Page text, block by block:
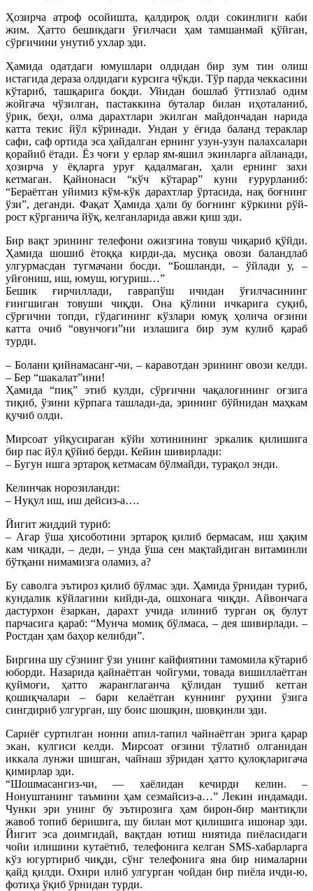
Ҳозирча атроф осойишта, қалдироқ олди сокинлиги каби
жим. Ҳатто бешикдаги ўғилчаси ҳам тамшанмай қўйган,
сўрғичини унутиб ухлар эди.
Ҳамида одатдаги юмушлари олдидан бир зум тин олиш
истагида дераза олдидаги курсига чўкди. Тўр парда чеккасини
кўтариб, ташқарига боқди. Уйидан бошлаб ўттизлаб одим
жойгача чўзилган, пастаккина буталар билан иҳоталаниб,
ўрик, беҳи, олма дарахтлари экилган майдончадан нарида
катта текис йўл кўринади. Ундан у ёғида баланд тераклар
сафи, саф ортида эса ҳайдалган ернинг узун-узун палахсалари
қорайиб ётади. Ёз чоғи у ерлар ям-яшил экинларга айланади,
ҳозирча у ёқларга уруғ қадалмаган, ҳали ернинг захи
кетмаган. Қайнонаси “кўч кўтарар” куни ғурурланиб:
“Бераётган уйимиз кўм-кўк дарахтлар ўртасида, нақ боғнинг
ўзи”, деганди. Фақат Ҳамида ҳали бу боғнинг кўркини рўй-
рост кўрганича йўқ, келганларида авжи қиш эди.
Бир вақт эрининг телефони ожизгина товуш чиқариб қўйди.
Ҳамида шошиб ётоққа кирди-да, мусиқа овози баландлаб
улгурмасдан тугмачани босди. “Бошланди, – ўйлади у, –
уйғониш, иш, юмуш, югуриш…”
Бешик ғирчиллади, гаврапўш ичидан ўғилчасининг
ғингшиган товуши чиқди. Она қўлини ичкарига суқиб,
сўрғични топди, гўдагининг кўзлари юмуқ ҳолича оғзини
катта очиб “овунчоғи”ни излашига бир зум кулиб қараб
турди.
– Болани қийнамасанг-чи, – каравотдан эрининг овози келди.
– Бер “шакалат”ини!
Ҳамида “пиқ” этиб кулди, сўрғични чақалоғининг оғзига
тиқиб, ўзини кўрпага ташлади-да, эрининг бўйнидан маҳкам
қучиб олди.
Мирсоат уйқусираган кўйи хотинининг эркалик қилишига
бир пас йўл қўйиб берди. Кейин шивирлади:
– Бугун ишга эртароқ кетмасам бўлмайди, турақол энди.
Келинчак норозиланди:
– Нуқул иш, иш дейсиз-а….
Йигит жиддий туриб:
– Агар ўша ҳисоботини эртароқ қилиб бермасам, иш ҳақим
кам чиқади, – деди, – унда ўша сен мақтайдиган витаминли
бўтқани нимамизга оламиз, а?
Бу саволга эътироз қилиб бўлмас эди. Ҳамида ўрнидан туриб,
кундалик кўйлагини кийди-да, ошхонага чиқди. Айвончага
дастурхон ёзаркан, дарахт учида илиниб турган оқ булут
парчасига қараб: “Мунча момиқ бўлмаса, – дея шивирлади. –
Ростдан ҳам баҳор келибди”.
Биргина шу сўзнинг ўзи унинг кайфиятини тамомила кўтариб
юборди. Назарида қайнаётган чойгуми, товада вишиллаётган
қуймоғи, ҳатто жаранглаганча қўлидан тушиб кетган
қошиқчалари – бари келаётган куннинг руҳини ўзига
сингдириб улгурган, шу боис шошқин, шовқинли эди.
Сариёғ суртилган нонни апил-тапил чайнаётган эрига қарар
экан, кулгиси келди. Мирсоат оғзини тўлатиб олганидан
иккала лунжи шишган, чайнаш зўридан ҳатто қулоқларигача
қимирлар эди.
“Шошмасангиз-чи, — хаёлидан кечирди келин. –
Нонуштанинг таъмини ҳам сезмайсиз-а…” Лекин индамади.
Чунки эри унинг бу эътирозига ҳам бирон-бир мантиқли
жавоб топиб беришига, шу билан мот қилишига ишонар эди.
Йигит эса доимгидай, вақтдан ютиш ниятида пиёласидаги
чойи илишини кутаётиб, телефонига келган SMS-хабарларга
кўз югуртириб чиқди, сўнг телефонига яна бир нималарни
қайд қилди. Охири илиб улгурган чойдан бир пиёла ичди-ю,
фотиҳа ўқиб ўрнидан турди.